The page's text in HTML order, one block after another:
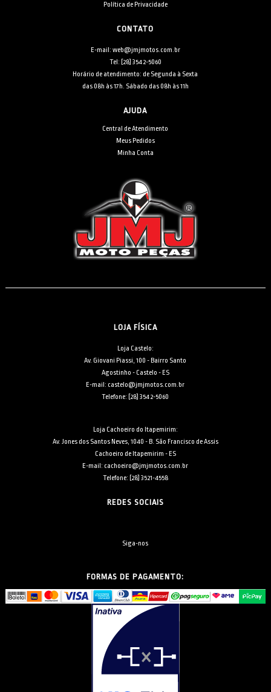
Política de Privacidade
CONTATO
E-mail: web@jmjmotos.com.br
Tel: [28] 3542-5060
Horário de atendimento: de Segunda à Sexta
das 08h às 17h. Sábado das 08h às 11h
AJUDA
Central de Atendimento
Meus Pedidos
Minha Conta
LOJA FÍSICA
Loja Castelo:
Av. Giovani Piassi, 100 - Bairro Santo
Agostinho - Castelo - ES
E-mail: castelo@jmjmotos.com.br
Telefone: [28] 3542-5060
Loja Cachoeiro do Itapemirim:
Av. Jones dos Santos Neves, 1040 - B. São Francisco de Assis
Cachoeiro de Itapemirim - ES
E-mail: cachoeiro@jmjmotos.com.br
Telefone: [28] 3521-4558
REDES SOCIAIS
Siga-nos
FORMAS DE PAGAMENTO: